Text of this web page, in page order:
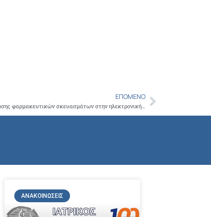
ΕΠΌΜΕΝΟ
Νέα παρέμβαση ΙΣΑ για την εφαρμογή εκτύπωσης φαρμακευτικών σκευασμάτων στην ηλεκτρονική συνταγογράφησηNext
ΑΝΑΚΟΙΝΏΣΕΙΣ